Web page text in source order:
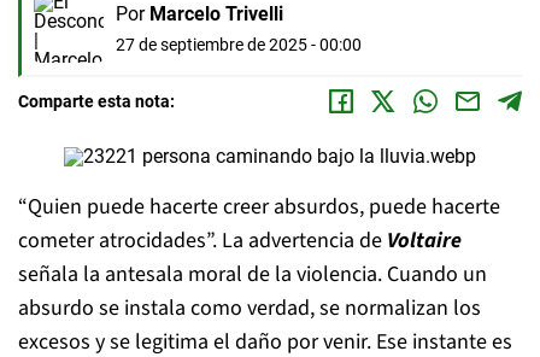
Por Marcelo Trivelli
27 de septiembre de 2025 - 00:00
Comparte esta nota:
“Quien puede hacerte creer absurdos, puede hacerte
cometer atrocidades”. La advertencia de Voltaire
señala la antesala moral de la violencia. Cuando un
absurdo se instala como verdad, se normalizan los
excesos y se legitima el daño por venir. Ese instante es